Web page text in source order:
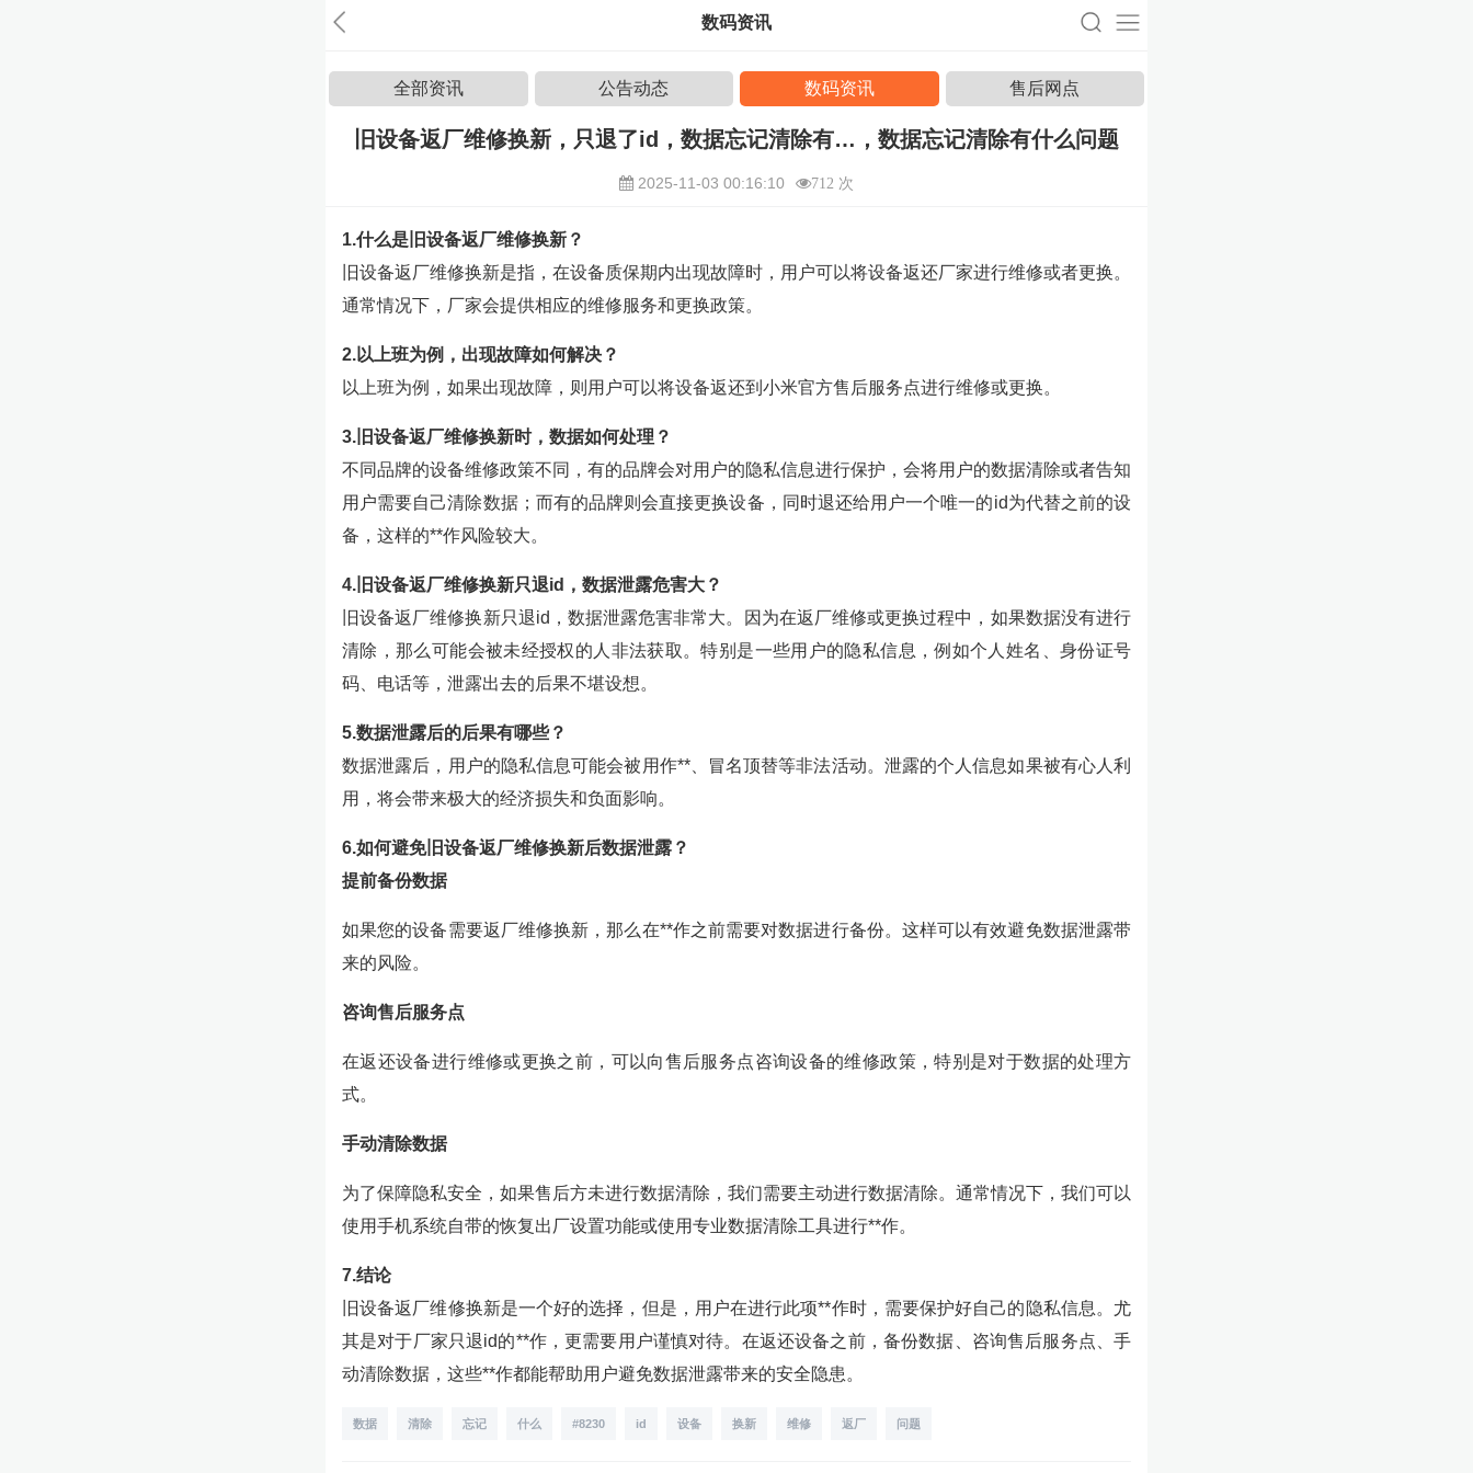
数码资讯
全部资讯 公告动态 数码资讯 售后网点
旧设备返厂维修换新，只退了id，数据忘记清除有…，数据忘记清除有什么问题
2025-11-03 00:16:10 712 次
1.什么是旧设备返厂维修换新？
旧设备返厂维修换新是指，在设备质保期内出现故障时，用户可以将设备返还厂家进行维修或者更换。
通常情况下，厂家会提供相应的维修服务和更换政策。
2.以上班为例，出现故障如何解决？
以上班为例，如果出现故障，则用户可以将设备返还到小米官方售后服务点进行维修或更换。
3.旧设备返厂维修换新时，数据如何处理？
不同品牌的设备维修政策不同，有的品牌会对用户的隐私信息进行保护，会将用户的数据清除或者告知
用户需要自己清除数据；而有的品牌则会直接更换设备，同时退还给用户一个唯一的id为代替之前的设
备，这样的**作风险较大。
4.旧设备返厂维修换新只退id，数据泄露危害大？
旧设备返厂维修换新只退id，数据泄露危害非常大。因为在返厂维修或更换过程中，如果数据没有进行
清除，那么可能会被未经授权的人非法获取。特别是一些用户的隐私信息，例如个人姓名、身份证号
码、电话等，泄露出去的后果不堪设想。
5.数据泄露后的后果有哪些？
数据泄露后，用户的隐私信息可能会被用作**、冒名顶替等非法活动。泄露的个人信息如果被有心人利
用，将会带来极大的经济损失和负面影响。
6.如何避免旧设备返厂维修换新后数据泄露？
提前备份数据
如果您的设备需要返厂维修换新，那么在**作之前需要对数据进行备份。这样可以有效避免数据泄露带
来的风险。
咨询售后服务点
在返还设备进行维修或更换之前，可以向售后服务点咨询设备的维修政策，特别是对于数据的处理方
式。
手动清除数据
为了保障隐私安全，如果售后方未进行数据清除，我们需要主动进行数据清除。通常情况下，我们可以
使用手机系统自带的恢复出厂设置功能或使用专业数据清除工具进行**作。
7.结论
旧设备返厂维修换新是一个好的选择，但是，用户在进行此项**作时，需要保护好自己的隐私信息。尤
其是对于厂家只退id的**作，更需要用户谨慎对待。在返还设备之前，备份数据、咨询售后服务点、手
动清除数据，这些**作都能帮助用户避免数据泄露带来的安全隐患。
数据 清除 忘记 什么 #8230 id 设备 换新 维修 返厂 问题